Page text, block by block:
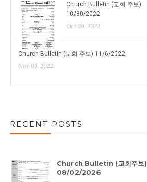
Church Bulletin (교회 주보)
10/30/2022
Oct 29, 2022
Church Bulletin (교회 주보) 11/6/2022
Nov 05, 2022
RECENT POSTS
Church Bulletin (교회주보)
08/02/2026